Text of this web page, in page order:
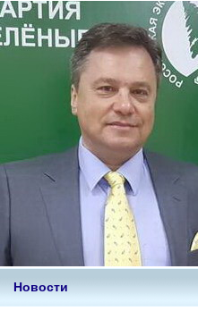
Новости